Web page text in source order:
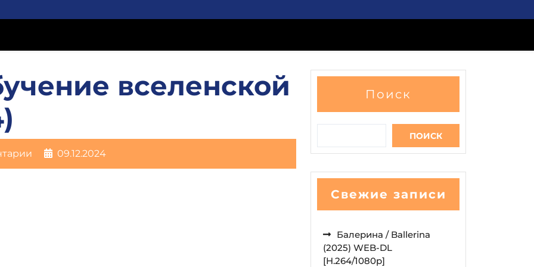
вселенской
09.12.2024
Поиск
ПОИСК
Свежие записи
Балерина / Ballerina
(2025) WEB-DL
[H.264/1080p]